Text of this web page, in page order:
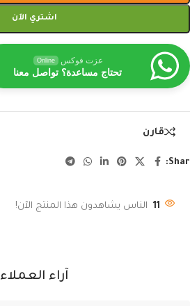
اشتري الآن
عزت فوكس Online
تحتاج مساعدة؟ تواصل معنا
قارن
11 الناس يشاهدون هذا المنتج الآن!
آراء العملاء